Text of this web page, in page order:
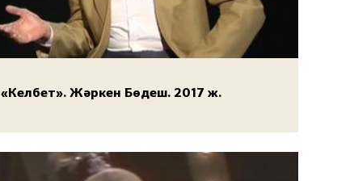
«Келбет». Жәркен Бөдеш. 2017 ж.